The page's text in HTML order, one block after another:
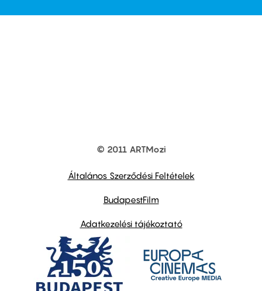
© 2011 ARTMozi
Általános Szerződési Feltételek
BudapestFilm
Adatkezelési tájékoztató